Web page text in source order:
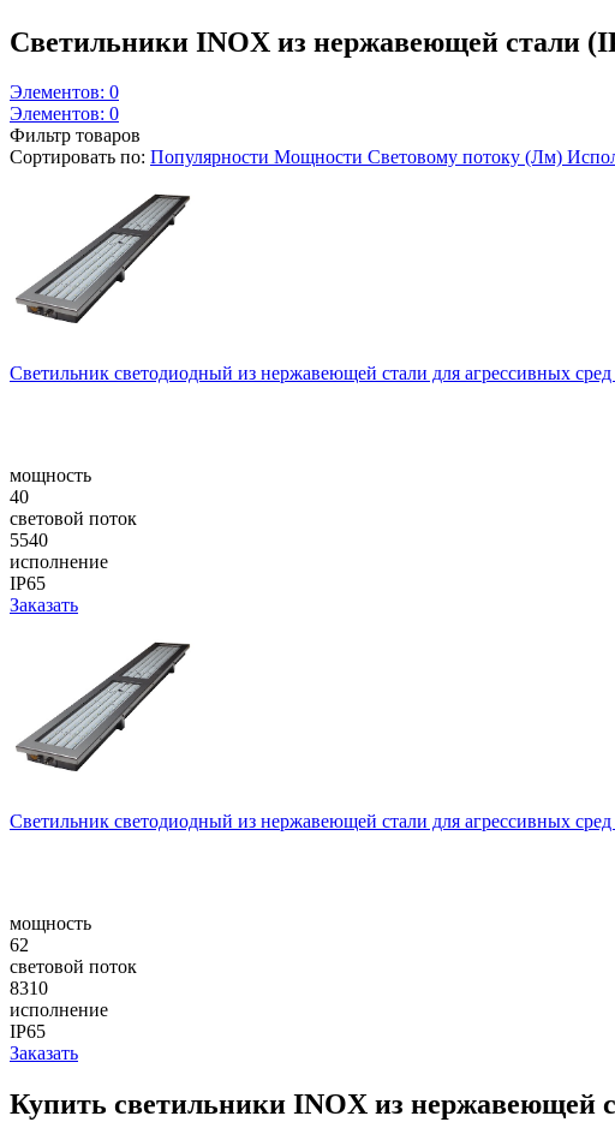
Светильники INOX из нержавеющей стали
Элементов: 0
Элементов: 0
Фильтр товаров
Сортировать по: Популярности Мощности Световому потоку (Лм)
Светильник светодиодный из нержавеющей стали для агрессивных
мощность
40
световой поток
5540
исполнение
IP65
Заказать
Светильник светодиодный из нержавеющей стали для агрессивных
мощность
62
световой поток
8310
исполнение
IP65
Заказать
Купить светильники INOX из нержавеющей